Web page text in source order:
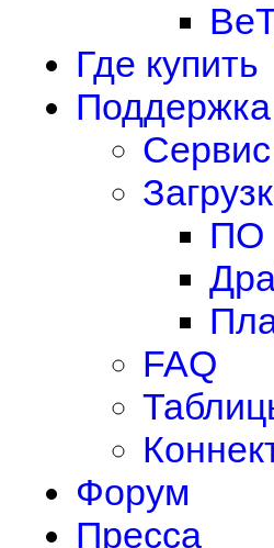
Где купить
Поддержка
Сервис
ПО
FAQ
Форум
Пресса